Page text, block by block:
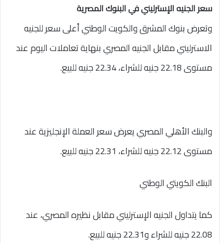
سعر الجنيه الإسترليني في البنوك المصرية
وتعرض بنوك المشرق والكويت الوطني أعلى سعر للجنيه
الاسترليني مقابل الجنيه المصري بنهاية تعاملات اليوم عند
مستوى 22.18 جنيه للشراء، 22.34 جنيه للبيع.
والبنك الأهلي المصري يعرض سعر العملة الإنجليزية عند
مستوى 22.12 جنيه للشراء، 22.31 جنيه للبيع.
البنك الكويتي الوطني
كما يتداول الجنيه الإسترليني مقابل نظيره المصري، عند
22.08 جنيه للشراء و22.31 جنيه للبيع.